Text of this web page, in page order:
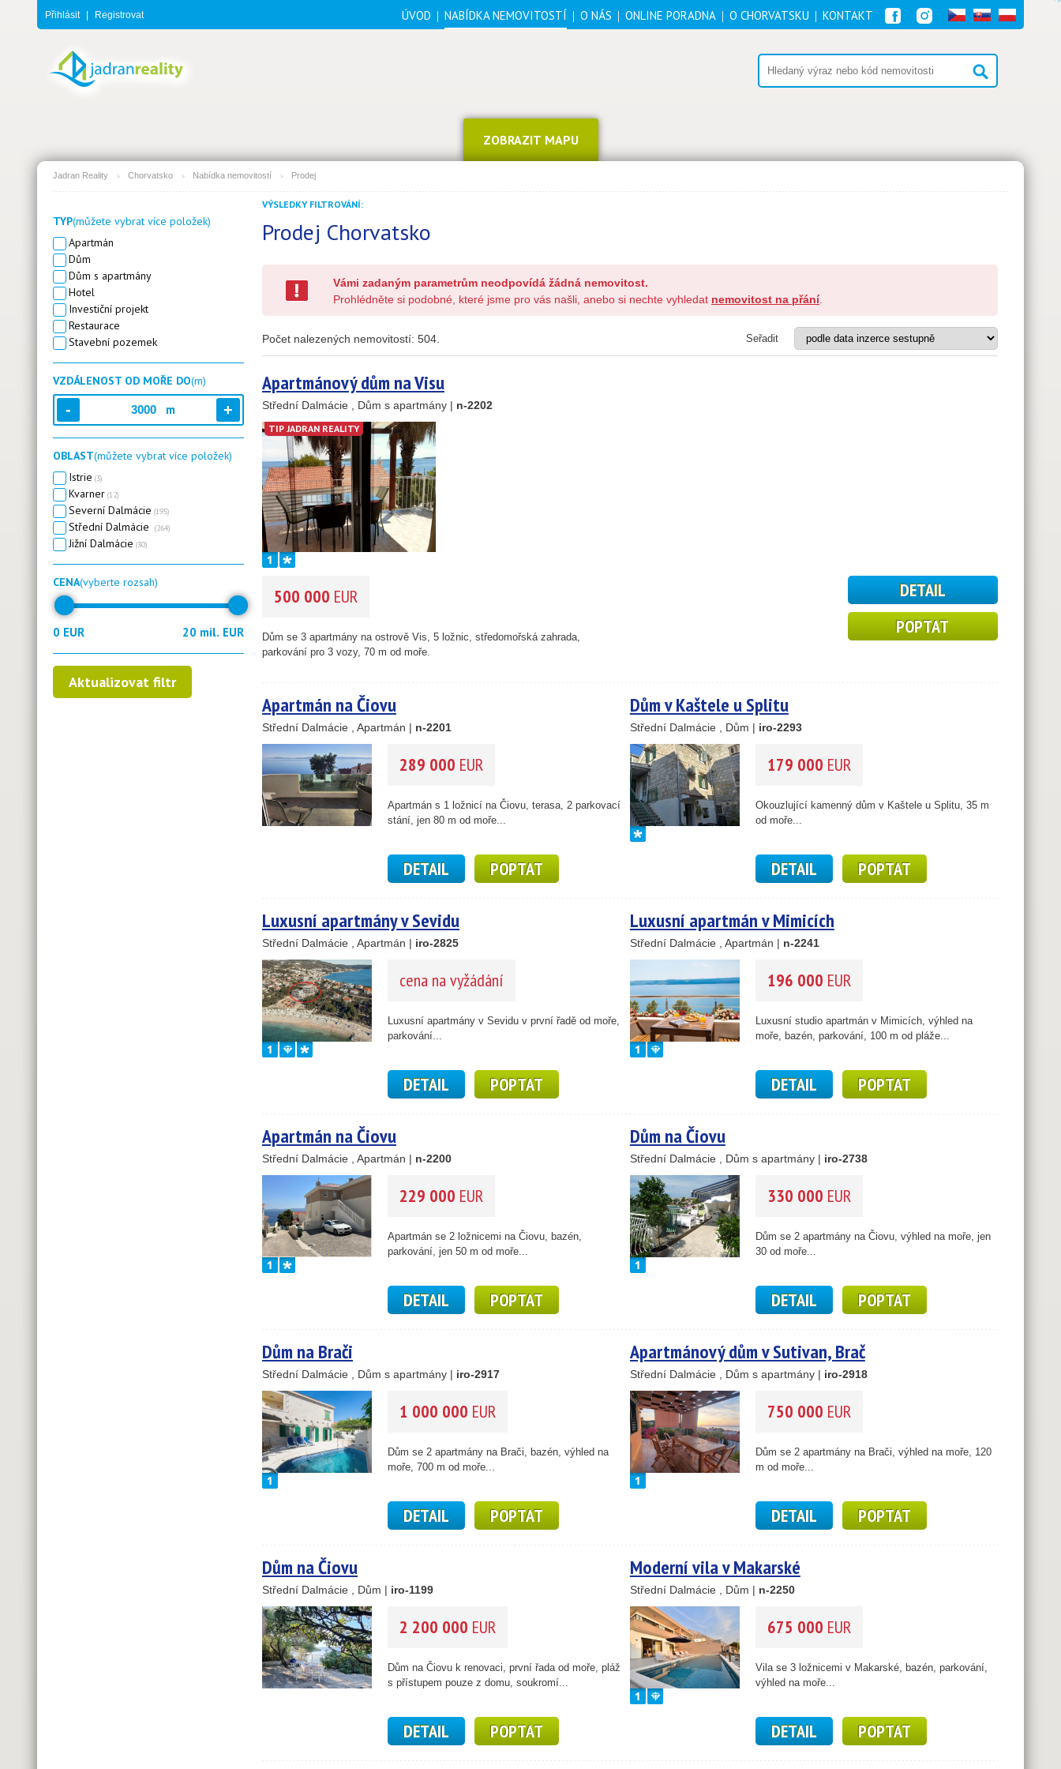
4
23
15
30
4
21
69
3
Přihlásit | Registrovat ÚVOD NABÍDKA NEMOVITOSTÍ O NÁS ONLINE PORADNA O CHORVATSKU KONTAKT
ZOBRAZIT MAPU
Jadran Reality Chorvatsko Nabídka nemovitostí Prodej
TYP(můžete vybrat více položek)
Apartmán
Dům
Dům s apartmány
Hotel
Investiční projekt
Restaurace
Stavební pozemek
VZDÁLENOST OD MOŘE DO(m)
m
OBLAST(můžete vybrat více položek)
Istrie (3)
Kvarner (12)
Severní Dalmácie (195)
Střední Dalmácie (264)
Jižní Dalmácie (30)
CENA(vyberte rozsah)
VÝSLEDKY FILTROVÁNÍ:
Prodej Chorvatsko
Vámi zadaným parametrům neodpovídá žádná nemovitost.
Prohlédněte si podobné, které jsme pro vás našli, anebo si nechte vyhledat nemovitost na přání.
Počet nalezených nemovitostí: 504 Seřadit
Apartmánový dům na Visu
Střední Dalmácie , Dům s apartmány | n-2202
TIP JADRAN REALITY
500 000 EUR
Dům se 3 apartmány na ostrově Vis, 5 ložnic, středomořská zahrada,
parkování pro 3 vozy, 70 m od moře.
DETAIL
POPTAT
Apartmán na Čiovu
Střední Dalmácie , Apartmán | n-2201
289 000 EUR
Apartmán s 1 ložnicí na Čiovu, terasa, 2 parkovací
stání, jen 80 m od moře...
DETAIL POPTAT
Dům v Kaštele u Splitu
Střední Dalmácie , Dům | iro-2293
179 000 EUR
Okouzlující kamenný dům v Kaštele u Splitu, 35 m
od moře...
DETAIL POPTAT
Luxusní apartmány v Sevidu
Střední Dalmácie , Apartmán | iro-2825
cena na vyžádání
Luxusní apartmány v Sevidu v první řadě od moře,
parkování...
DETAIL POPTAT
Luxusní apartmán v Mimicích
Střední Dalmácie , Apartmán | n-2241
196 000 EUR
Luxusní studio apartmán v Mimicích, výhled na
moře, bazén, parkování, 100 m od pláže...
DETAIL POPTAT
Apartmán na Čiovu
Střední Dalmácie , Apartmán | n-2200
229 000 EUR
Apartmán se 2 ložnicemi na Čiovu, bazén,
parkování, jen 50 m od moře...
DETAIL POPTAT
Dům na Čiovu
Střední Dalmácie , Dům s apartmány | iro-2738
330 000 EUR
Dům se 2 apartmány na Čiovu, výhled na moře, jen
30 od moře...
DETAIL POPTAT
Dům na Brači
Střední Dalmácie , Dům s apartmány | iro-2917
1 000 000 EUR
Dům se 2 apartmány na Brači, bazén, výhled na
moře, 700 m od moře...
DETAIL POPTAT
Apartmánový dům v Sutivan, Brač
Střední Dalmácie , Dům s apartmány | iro-2918
750 000 EUR
Dům se 2 apartmány na Brači, výhled na moře, 120
m od moře...
DETAIL POPTAT
Dům na Čiovu
Střední Dalmácie , Dům | iro-1199
2 200 000 EUR
Dům na Čiovu k renovaci, první řada od moře, pláž
s přístupem pouze z domu, soukromí...
DETAIL POPTAT
Moderní vila v Makarské
Střední Dalmácie , Dům | n-2250
675 000 EUR
Vila se 3 ložnicemi v Makarské, bazén, parkování,
výhled na moře...
DETAIL POPTAT